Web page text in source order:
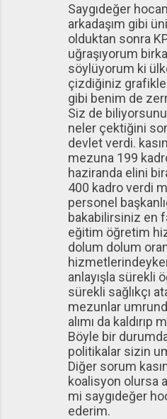
Saygıdeğer
arkadaşım gibi
olduktan sonra
uğraşıyorum
söylüyorum ki
çizdiğiniz
gibi benim de
Siz de
neler çektiğini
devlet verdi.
mezuna 199
haziranda elini
400 kadro verdi
personel
bakabilirsiniz en
eğitim öğretim
dolum dolum
anlayışla sürekli
sürekli sağlıkçı
mezunlar
alımı da
Böyle bir
politikalar sizin
Diğer sorum
koalisyon olursa
mi saygıdeğer
ederim.